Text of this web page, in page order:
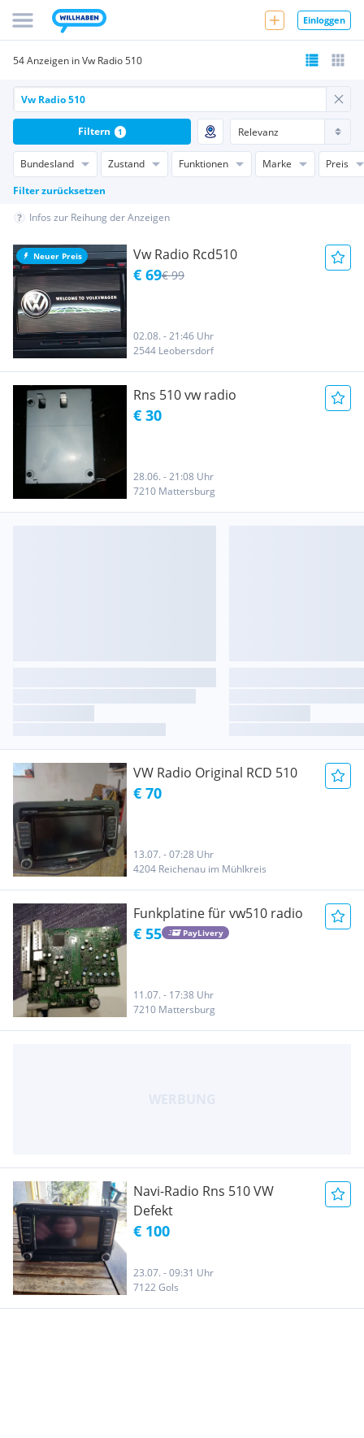
Einloggen
54 Anzeigen in Vw Radio 510
Bundesland Zustand Funktionen Marke
Preis
Filter zurücksetzen
Filtern 1
Infos zur Reihung der Anzeigen
Neuer Preis Vw Radio Rcd510
€ 69€ 99
02.08. - 21:46 Uhr
2544 Leobersdorf
Rns 510 vw radio
€ 30
28.06. - 21:08 Uhr
7210 Mattersburg
VW Radio Original RCD 510
€ 70
13.07. - 07:28 Uhr
4204 Reichenau im Mühlkreis
Funkplatine für vw510 radio
€ 55 PayLivery
11.07. - 17:38 Uhr
7210 Mattersburg
Navi-Radio Rns 510 VW
Defekt
€ 100
23.07. - 09:31 Uhr
7122 Gols